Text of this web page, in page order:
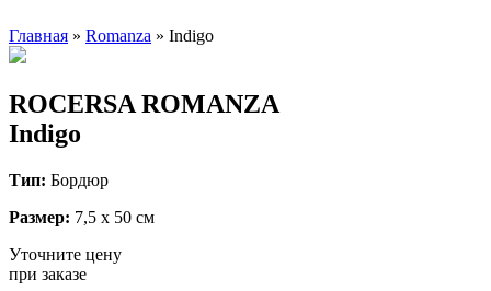
Главная » Romanza » Indigo
ROCERSA ROMANZA
Indigo
Тип: Бордюр
Размер: 7,5 x 50 см
Уточните цену
при заказе